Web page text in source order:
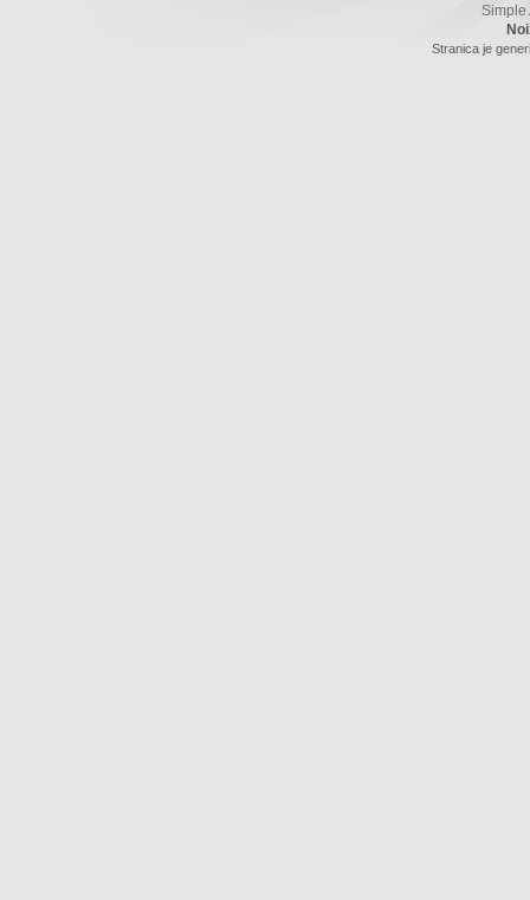
Simple
Stranica je